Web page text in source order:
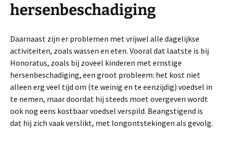
hersenbeschadiging
Daarnaast zijn er problemen met vrijwel alle dagelijkse
activiteiten, zoals wassen en eten. Vooral dat laatste is bij
Honoratus, zoals bij zoveel kinderen met ernstige
hersenbeschadiging, een groot probleem: het kost niet
alleen erg veel tijd om (te weinig en te eenzijdig) voedsel in
te nemen, maar doordat hij steeds moet overgeven wordt
ook nog eens kostbaar voedsel verspild. Beangstigend is
dat hij zich vaak verslikt, met longontstekingen als gevolg.